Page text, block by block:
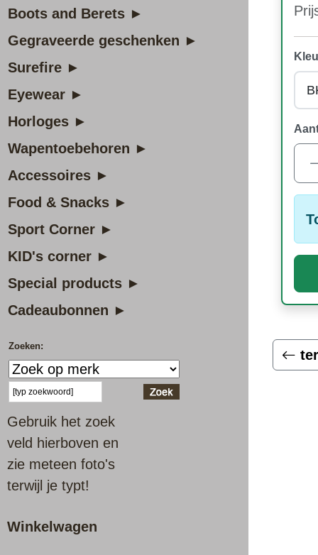
Boots and Berets ►
Gegraveerde geschenken ►
Surefire ►
Eyewear ►
Horloges ►
Wapentoebehoren ►
Accessoires ►
Food & Snacks ►
Sport Corner ►
KID's corner ►
Special products ►
Cadeaubonnen ►
Zoeken:
Gebruik het zoek
veld hierboven en
zie meteen foto's
terwijl je typt!
Winkelwagen